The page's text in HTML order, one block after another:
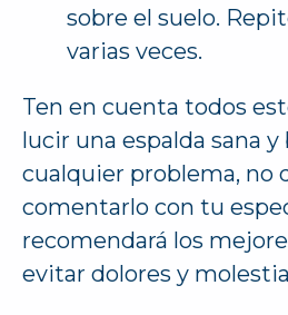
sobre el suelo.
varias veces.
Ten en cuenta todos
lucir una espalda sana y
cualquier problema, no
comentarlo con tu
recomendará los
evitar dolores y